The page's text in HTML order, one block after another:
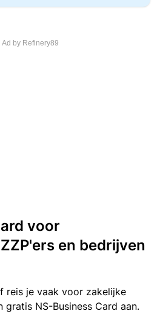
by Refinery89
voor
en bedrijven
reis je vaak voor zakelijke
gratis NS-Business Card aan.